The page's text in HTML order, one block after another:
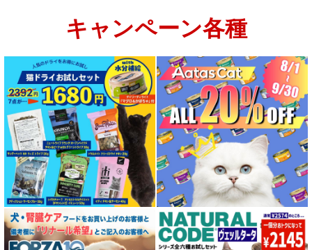
特集：大型犬＆多頭飼い用：セット＆大袋ドッグフード
特集 グリーントライプ（第４胃）とは
特集 フリーズドライ
特集 エアドライフード
特殊製法のドッグフード
特殊製法のキャットフード
キャンペーン各種